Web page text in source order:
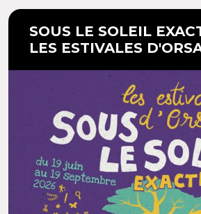
SOUS LE SOLEIL
LES ESTIVALES